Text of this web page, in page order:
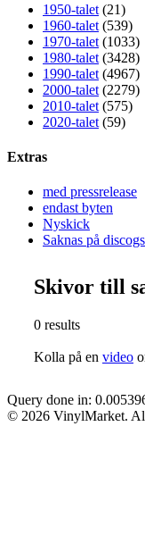
1950-talet (21)
1960-talet (539)
1970-talet (1033)
1980-talet (3428)
1990-talet (4967)
2000-talet (2279)
2010-talet (575)
2020-talet (59)
Extras
med pressrelease
endast byten
Nyskick
Saknas på discogs
Skivor till
0 results
Kolla på en video
Query done in:
© 2026 VinylMarket.